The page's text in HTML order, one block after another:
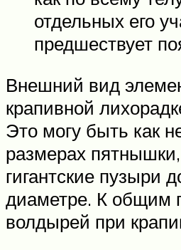
отдельных его
предшествует
Внешний вид
крапивной
Это могу быть как
размерах пятнышки,
гигантские пузыри
диаметре. К общим
волдырей при